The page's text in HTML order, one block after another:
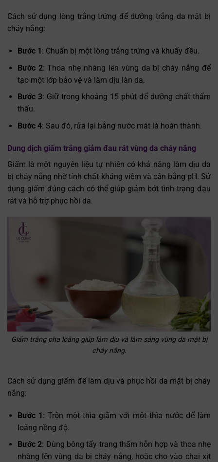
Cách sử dụng lòng trắng trứng để dưỡng trắng da mặt bị
cháy nắng:
Bước 1 : Chuẩn bị một lòng trắng trứng và khuấy đều.
Bước 2: Thoa nhẹ nhàng lên vùng da bị cháy nắng để
tạo một lớp bảo vệ và làm dịu làn da.
Bước 3: Giữ trong khoảng 15 phút để dưỡng chất thẩm
thấu.
Bước 4: Sau đó, rửa lại bằng nước mát là hoàn thành.
Dung dịch giấm trắng giảm đau rát vùng da cháy nắng
Giấm là một nguyên liệu tự nhiên có khả năng làm dịu da
bị cháy nắng nhờ tính chất kháng viêm và cân bằng pH. Sử
dụng giấm đúng cách có thể giúp giảm bớt tình trạng đau
rát và hỗ trợ phục hồi da.
Giấm trắng pha loãng giúp làm dịu và làm sáng vùng da mặt bị
cháy nắng.
Cách sử dụng giấm để làm dịu và phục hồi da mặt bị cháy
nắng:
Bước 1 : Trộn một thìa giấm với một thìa nước để làm
loãng nồng độ.
Bước 2: Dùng bông tẩy trang thấm hỗn hợp và thoa nhẹ
nhàng lên vùng da bị cháy nắng, hoặc cho vào chai xịt